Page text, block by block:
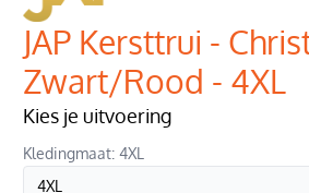
JAP Kersttrui -
Zwart/Rood - 4XL
Kies je uitvoering
Kledingmaat: 4XL